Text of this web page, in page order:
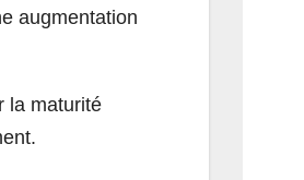
augmentation
la maturité